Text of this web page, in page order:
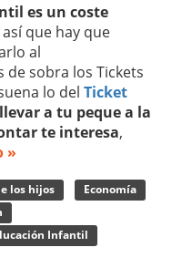
es un coste
así que hay que
al
de sobra los Tickets
lo del Ticket
a tu peque a la
te interesa,
»
los hijos
Economía
Infantil